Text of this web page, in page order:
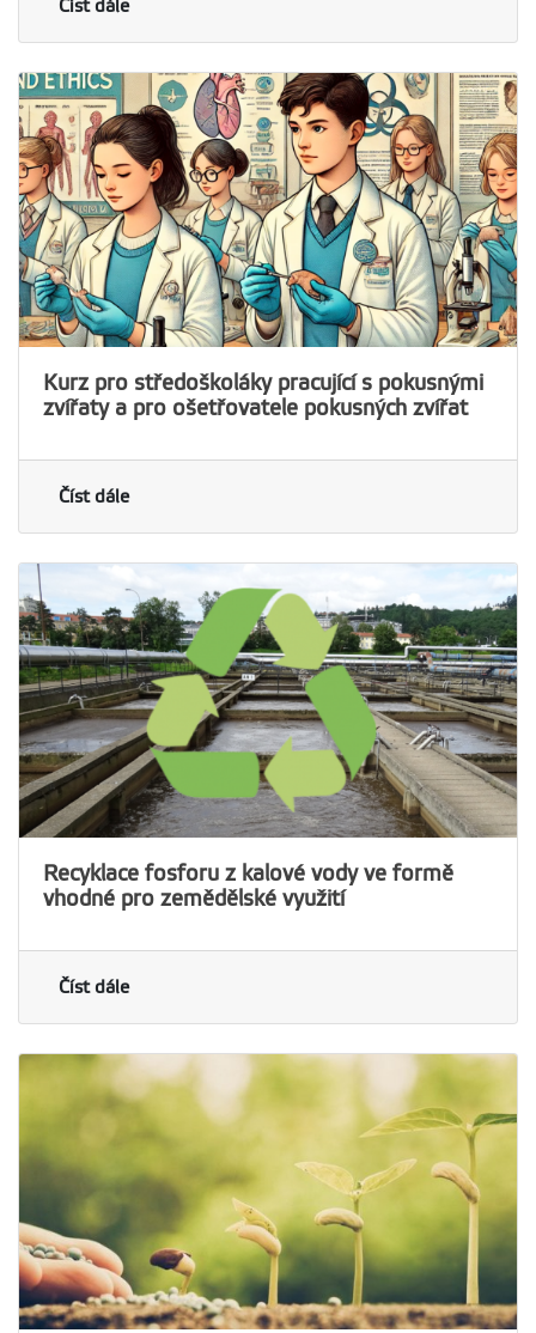
Číst dále
Kurz pro středoškoláky pracující s pokusnými
zvířaty a pro ošetřovatele pokusných zvířat
Číst dále
Recyklace fosforu z kalové vody ve formě
vhodné pro zemědělské využití
Číst dále